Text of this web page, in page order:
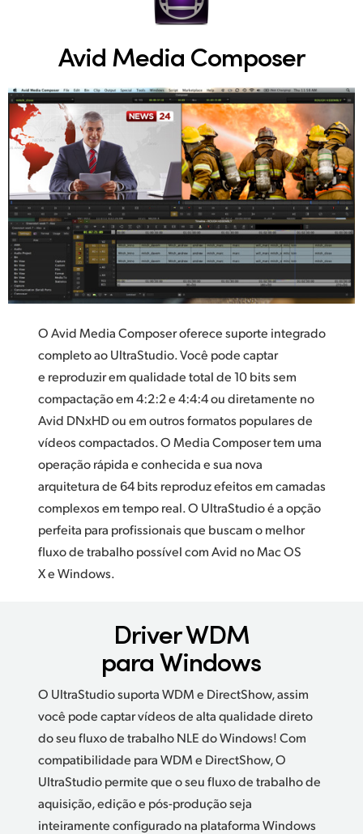
Avid Media Composer
O Avid Media Composer oferece suporte integrado
completo ao UltraStudio. Você pode captar
e reproduzir em qualidade total de 10 bits sem
compactação em 4:2:2 e 4:4:4 ou diretamente no
Avid DNxHD ou em outros formatos populares de
vídeos compactados. O Media Composer tem uma
operação rápida e conhecida e sua nova
arquitetura de 64 bits reproduz efeitos em camadas
complexos em tempo real. O UltraStudio é a opção
perfeita para profissionais que buscam o melhor
fluxo de trabalho possível com Avid no Mac OS
X e Windows.
Driver WDM
para Windows
O UltraStudio suporta WDM e DirectShow,assim
você pode captar vídeos de alta qualidade direto
do seu fluxo de trabalho NLE do Windows! Com
compatibilidade para WDM e DirectShow,O
UltraStudiopermite que o seu fluxo de trabalho de
aquisição, edição e pós-produção seja
inteiramente configurado na plataforma Windows